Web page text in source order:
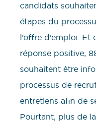
candidats
étapes du
l’offre d’emploi. Et
réponse positive,
souhaitent être
processus de
entretiens afin de
Pourtant, plus de